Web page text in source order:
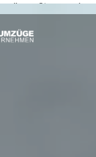
Sie gerne